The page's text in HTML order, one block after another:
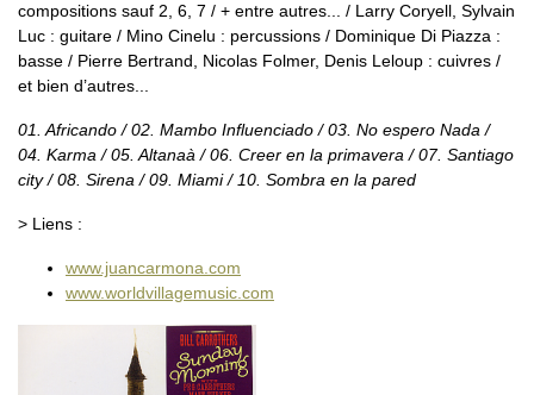
compositions sauf 2, 6, 7 / + entre autres... / Larry Coryell, Sylvain
Luc : guitare / Mino Cinelu : percussions / Dominique Di Piazza :
basse / Pierre Bertrand, Nicolas Folmer, Denis Leloup : cuivres /
et bien d’autres...
01. Africando / 02. Mambo Influenciado / 03. No espero Nada /
04. Karma / 05. Altanaà / 06. Creer en la primavera / 07. Santiago
city / 08. Sirena / 09. Miami / 10. Sombra en la pared
> Liens :
www.juancarmona.com
www.worldvillagemusic.com